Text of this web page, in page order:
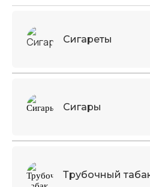
Сигареты
Сигары
Трубочный